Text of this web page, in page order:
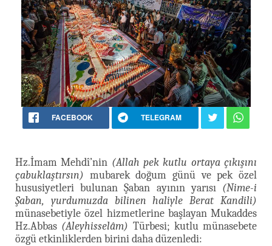
FACEBOOK TELEGRAM
Hz.İmam Mehdî’nin (Allah pek kutlu ortaya çıkışını
çabuklaştırsın) mubarek doğum günü ve pek özel
hususiyetleri bulunan Şaban ayının yarısı (Nime-i
Şaban, yurdumuzda bilinen haliyle Berat Kandili)
münasebetiyle özel hizmetlerine başlayan Mukaddes
Hz.Abbas (Aleyhisselâm) Türbesi; kutlu münasebete
özgü etkinliklerden birini daha düzenledi: